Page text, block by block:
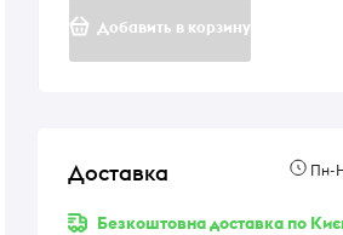
Добавить в корзину
Доставка Пн-
Безкоштовна доставка по